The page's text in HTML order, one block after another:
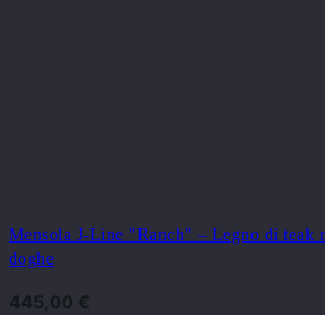
Mensola J-Line "Ranch" – Legno di teak
doghe
445,00 €